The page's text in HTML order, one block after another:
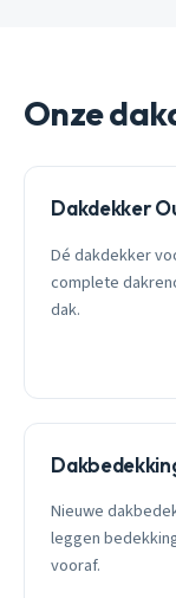
Onze
Dakdekker
Dé dakdekker
complete
dak.
Nieuwe
leggen
vooraf.